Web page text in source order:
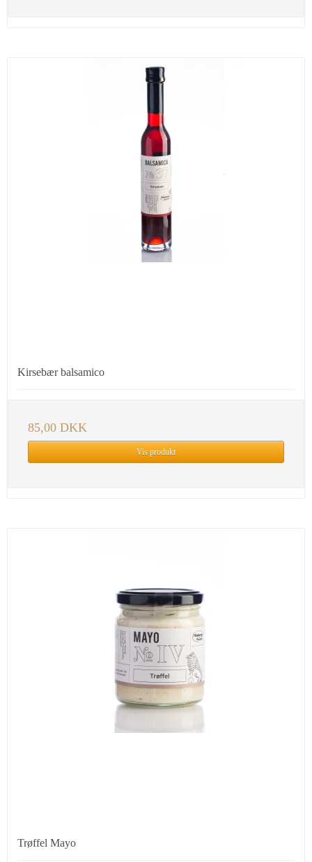
Kirsebær balsamico
85,00 DKK
Vis produkt
Trøffel Mayo